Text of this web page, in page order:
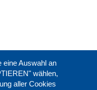
eine Auswahl an
wählen,
aller Cookies